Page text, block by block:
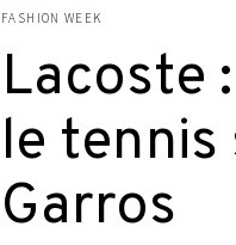
FASHION WEEK
Lacoste
le tennis
Garros